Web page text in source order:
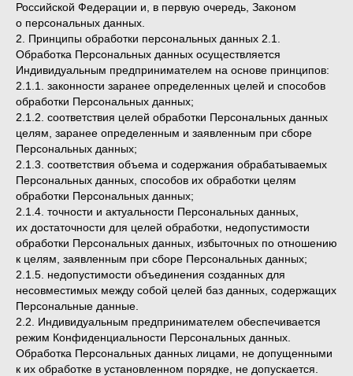
Российской Федерации и, в первую очередь, Законом
о персональных данных.
2. Принципы обработки персональных данных 2.1.
Обработка Персональных данных осуществляется
Индивидуальным предпринимателем на основе принципов:
2.1.1. законности заранее определенных целей и способов
обработки Персональных данных;
2.1.2. соответствия целей обработки Персональных данных
целям, заранее определенным и заявленным при сборе
Персональных данных;
2.1.3. соответствия объема и содержания обрабатываемых
Персональных данных, способов их обработки целям
обработки Персональных данных;
2.1.4. точности и актуальности Персональных данных,
их достаточности для целей обработки, недопустимости
обработки Персональных данных, избыточных по отношению
к целям, заявленным при сборе Персональных данных;
2.1.5. недопустимости объединения созданных для
несовместимых между собой целей баз данных, содержащих
Персональные данные.
2.2. Индивидуальным предпринимателем обеспечивается
режим Конфиденциальности Персональных данных.
Обработка Персональных данных лицами, не допущенными
к их обработке в установленном порядке, не допускается.